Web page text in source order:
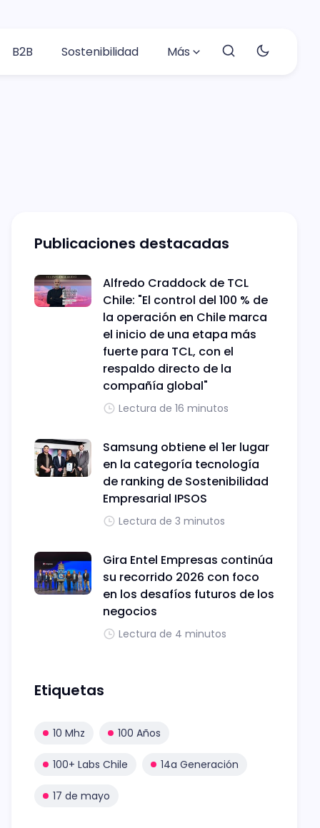
B2B Sostenibilidad Más
Publicaciones destacadas
Alfredo Craddock de TCL
Chile: "El control del 100 % de
la operación en Chile marca
el inicio de una etapa más
fuerte para TCL, con el
respaldo directo de la
compañía global"
Lectura de 16 minutos
Samsung obtiene el 1er lugar
en la categoría tecnología
de ranking de Sostenibilidad
Empresarial IPSOS
Lectura de 3 minutos
Gira Entel Empresas continúa
su recorrido 2026 con foco
en los desafíos futuros de los
negocios
Lectura de 4 minutos
Etiquetas
10 Mhz 100 Años
100+ Labs Chile 14a Generación
17 de mayo